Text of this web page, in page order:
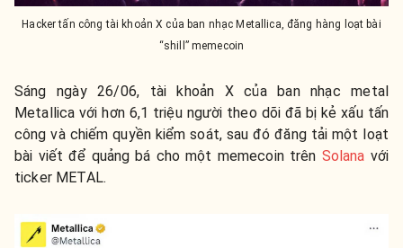
Hacker tấn công tài khoản X của ban nhạc Metallica, đăng hàng loạt bài
“shill” memecoin
Sáng ngày 26/06, tài khoản X của ban nhạc metal
Metallica với hơn 6,1 triệu người theo dõi đã bị kẻ xấu tấn
công và chiếm quyền kiểm soát, sau đó đăng tải một loạt
bài viết để quảng bá cho một memecoin trên Solana với
ticker METAL.